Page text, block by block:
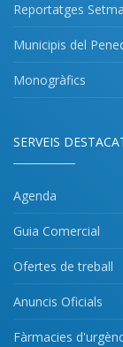
Reportatges
Municipis del
Monogràfics
SERVEIS
Agenda
Guia Comercial
Ofertes de treball
Anuncis Oficials
Fàrmacies